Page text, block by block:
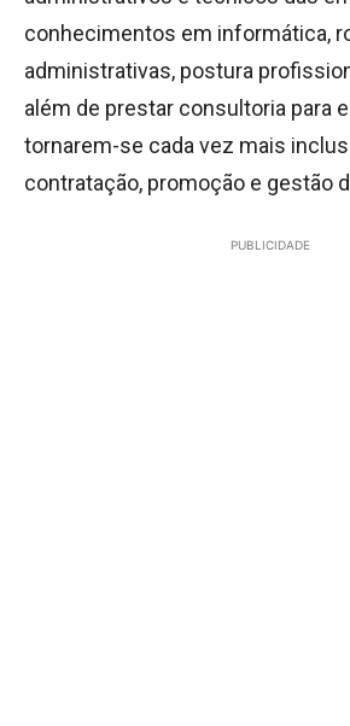
conhecimentos em informática,
administrativas, postura
além de prestar consultoria para
tornarem-se cada vez mais
contratação, promoção e gestão
PUBLICIDADE